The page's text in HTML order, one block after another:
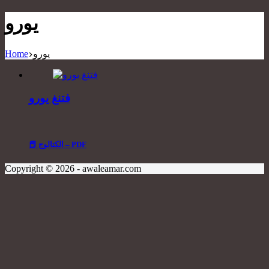
يورو
Home يورو
فتنغ يورو
📕 الكتالوج – PDF
Copyright © 2026 - awaleamar.com